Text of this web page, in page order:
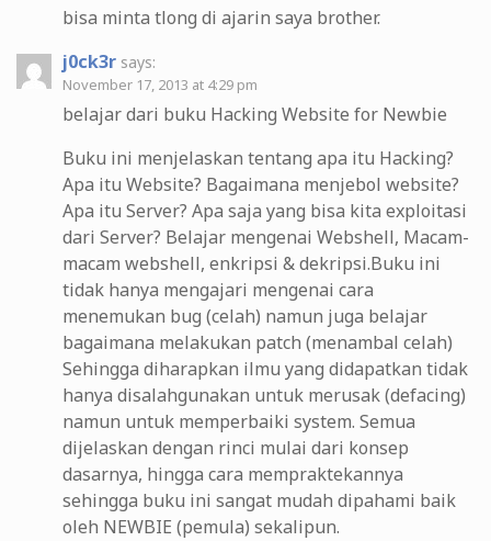
bisa minta tlong di ajarin saya brother.
j0ck3r says:
November 17, 2013 at 4:29 pm
belajar dari buku Hacking Website for Newbie
Buku ini menjelaskan tentang apa itu Hacking?
Apa itu Website? Bagaimana menjebol website?
Apa itu Server? Apa saja yang bisa kita exploitasi
dari Server? Belajar mengenai Webshell, Macam-
macam webshell, enkripsi & dekripsi.Buku ini
tidak hanya mengajari mengenai cara
menemukan bug (celah) namun juga belajar
bagaimana melakukan patch (menambal celah)
Sehingga diharapkan ilmu yang didapatkan tidak
hanya disalahgunakan untuk merusak (defacing)
namun untuk memperbaiki system. Semua
dijelaskan dengan rinci mulai dari konsep
dasarnya, hingga cara mempraktekannya
sehingga buku ini sangat mudah dipahami baik
oleh NEWBIE (pemula) sekalipun.